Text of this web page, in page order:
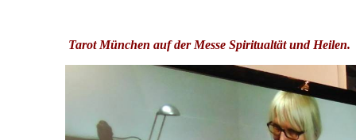
Tarot München auf der Messe Spiritualtät und Heilen.